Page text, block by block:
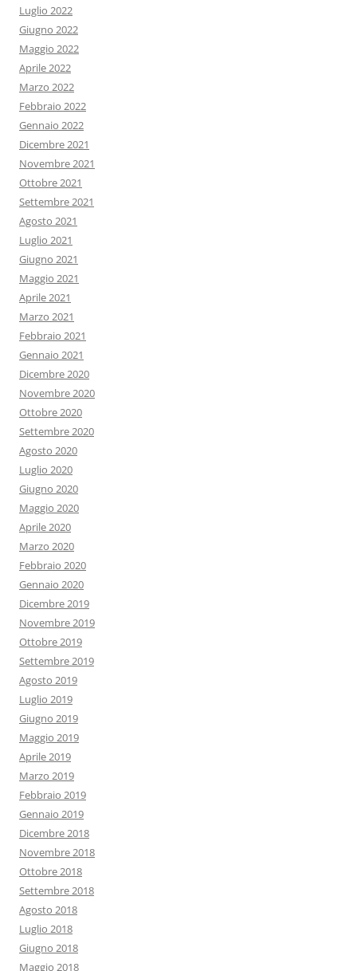
Luglio 2022
Giugno 2022
Maggio 2022
Aprile 2022
Marzo 2022
Febbraio 2022
Gennaio 2022
Dicembre 2021
Novembre 2021
Ottobre 2021
Settembre 2021
Agosto 2021
Luglio 2021
Giugno 2021
Maggio 2021
Aprile 2021
Marzo 2021
Febbraio 2021
Gennaio 2021
Dicembre 2020
Novembre 2020
Ottobre 2020
Settembre 2020
Agosto 2020
Luglio 2020
Giugno 2020
Maggio 2020
Aprile 2020
Marzo 2020
Febbraio 2020
Gennaio 2020
Dicembre 2019
Novembre 2019
Ottobre 2019
Settembre 2019
Agosto 2019
Luglio 2019
Giugno 2019
Maggio 2019
Aprile 2019
Marzo 2019
Febbraio 2019
Gennaio 2019
Dicembre 2018
Novembre 2018
Ottobre 2018
Settembre 2018
Agosto 2018
Luglio 2018
Giugno 2018
Maggio 2018